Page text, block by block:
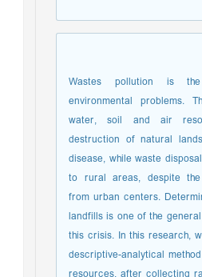
Wastes pollution is
environmental problems.
water, soil and air
destruction of natural
disease, while waste
to rural areas, despite
from urban centers.
landfills is one of the
this crisis. In this research,
descriptive-analytical